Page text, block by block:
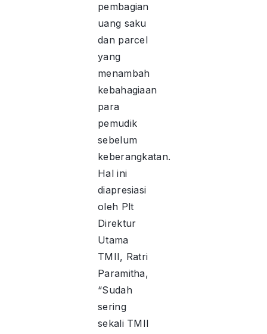
pembagian
uang saku
dan parcel
yang
menambah
kebahagiaan
para
pemudik
sebelum
keberangkatan.
Hal ini
diapresiasi
oleh Plt
Direktur
Utama
TMII, Ratri
Paramitha,
“Sudah
sering
sekali TMII